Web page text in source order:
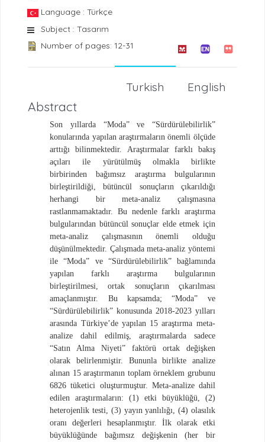
Language : Türkçe
Subject : Tasarım
Number of pages: 12-31
English
Turkish
Abstract
Son yıllarda “Moda” ve “Sürdürülebilirlik”
konularında yapılan araştırmaların önemli ölçüde
arttığı bilinmektedir. Araştırmalar farklı bakış
açıları ile yürütülmüş olmakla birlikte
birbirinden bağımsız araştırma bulgularının
birleştirildiği, bütüncül sonuçların çıkarıldığı
herhangi bir meta-analiz çalışmasına
rastlanmamaktadır. Bu nedenle farklı araştırma
bulgularından bütüncülsonuçlar elde etmek için
meta-analiz çalışmasının önemli olduğu
düşünülmektedir. Çalışmada meta-analiz yöntemi
ile “Moda” ve “Sürdürülebilirlik” bağlamında
yapılan farklı araştırma bulgularının
birleştirilmesi, ortak sonuçların çıkarılması
amaçlanmıştır. Bu kapsamda;“Moda” ve
“Sürdürülebilirlik” konusunda 2018-2023 yılları
arasında Türkiye’de yapılan 15 araştırma meta-
analize dahil edilmiş, araştırmalarda sadece
“Satın Alma Niyeti” faktörü ortak değişken
olarak belirlenmiştir. Bununla birlikte analize
alınan 15 araştırmanın toplam örneklem grubunu
6826 tüketici oluşturmuştur. Meta-analize dahil
edilen araştırmaların: (1) etki büyüklüğü, (2)
heterojenlik testi, (3) yayın yanlılığı, (4) olasılık
oranı değerleri hesaplanmıştır. İlk olarak etki
büyüklüğünde bağımsız değişkenin (her bir